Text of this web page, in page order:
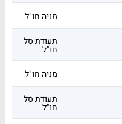
מניה חו"ל
תעודת סל
חו"ל
מניה חו"ל
תעודת סל
חו"ל